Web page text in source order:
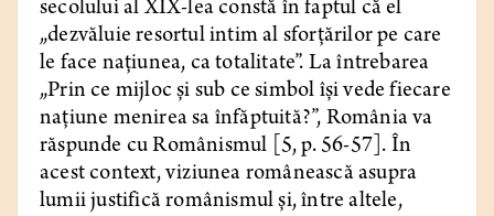
secolului al XIX-lea constă în faptul că el
„dezvăluie resortul intim al sforțărilor pe care
le face națiunea, ca totalitate”. La întrebarea
„Prin ce mijloc și sub ce simbol își vede fiecare
națiune menirea sa înfăptuită?”, România va
răspunde cu Românismul [5, p. 56-57]. În
acest context, viziunea românească asupra
lumii justifică românismul și, între altele,